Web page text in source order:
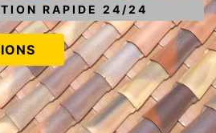
RAPIDE 24/24